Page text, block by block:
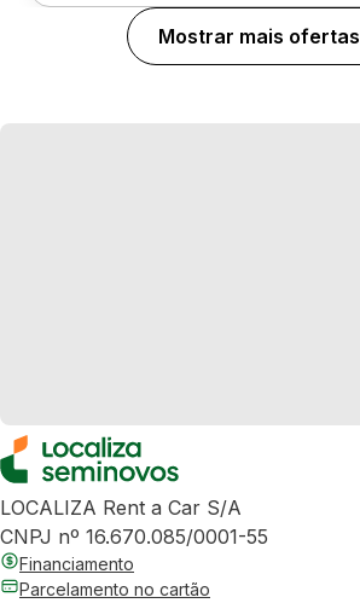
Mostrar mais ofertas
LOCALIZA Rent a Car S/A
CNPJ nº 16.670.085/0001-55
Financiamento
Parcelamento no cartão